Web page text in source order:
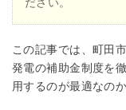
この記事では、町田
発電の補助金制度を
用するのが最適なの